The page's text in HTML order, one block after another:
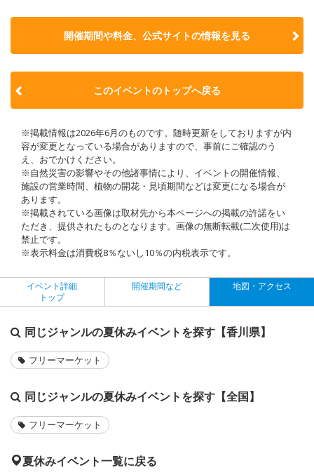
開催期間や料金、公式サイトの情報を見る
このイベントのトップへ戻る
※掲載情報は2026年6月のものです。随時更新をしておりますが内
容が変更となっている場合がありますので、事前にご確認のう
え、おでかけください。
※自然災害の影響やその他諸事情により、イベントの開催情報、
施設の営業時間、植物の開花・見頃期間などは変更になる場合が
あります。
※掲載されている画像は取材先から本ページへの掲載の許諾をい
ただき、提供されたものとなります。画像の無断転載(二次使用)は
禁止です。
※表示料金は消費税8％ないし10％の内税表示です。
イベント詳細
トップ
開催期間など 地図・アクセス
同じジャンルの夏休みイベントを探す【香川県】
フリーマーケット
同じジャンルの夏休みイベントを探す【全国】
フリーマーケット
夏休みイベント一覧に戻る